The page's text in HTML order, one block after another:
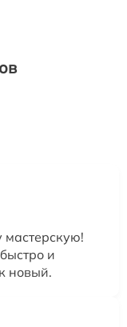
мастерскую!
и
новый.